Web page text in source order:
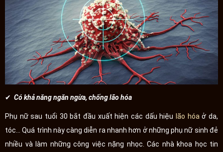
✔ Có khả năng ngăn ngừa, chống lão hóa
Phụ nữ sau tuổi 30 bắt đầu xuất hiện các dấu hiệu lão hóaở da,
tóc... Quá trình này càng diễn ra nhanh hơn ở những phụ nữ sinh đẻ
nhiều và làm những công việc nặng nhọc. Các nhà khoa học tin